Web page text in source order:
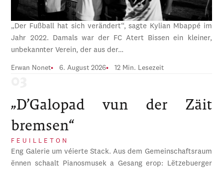
„Der Fußball hat sich verändert“, sagte Kylian Mbappé im
Jahr 2022. Damals war der FC Atert Bissen ein kleiner,
unbekannter Verein, der aus der…
Erwan Nonet 6. August 2026 12 Min. Lesezeit
„D’Galopad vun der Zäit
bremsen“
FEUILLETON
Eng Galerie um véierte Stack. Aus dem Gemeinschaftsraum
ënnen schaalt Pianosmusek a Gesang erop: Lëtzebuerger